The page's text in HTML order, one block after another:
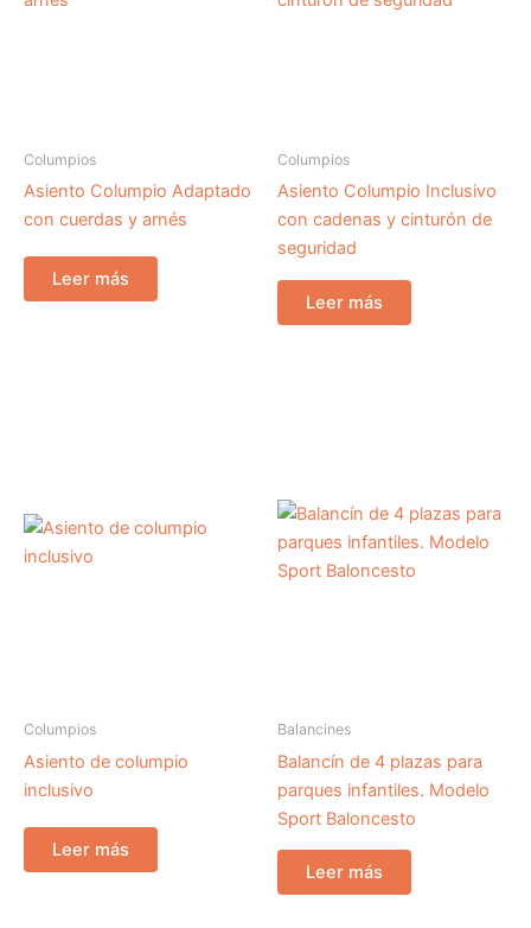
Columpios
Asiento Columpio Adaptado
con cuerdas y arnés
Leer más
Columpios
Asiento Columpio Inclusivo
con cadenas y cinturón de
seguridad
Leer más
Columpios
Asiento de columpio
inclusivo
Leer más
Balancines
Balancín de 4 plazas para
parques infantiles. Modelo
Sport Baloncesto
Leer más